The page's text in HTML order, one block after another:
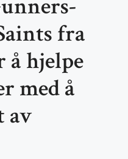
fra
å hjelpe
med å
av